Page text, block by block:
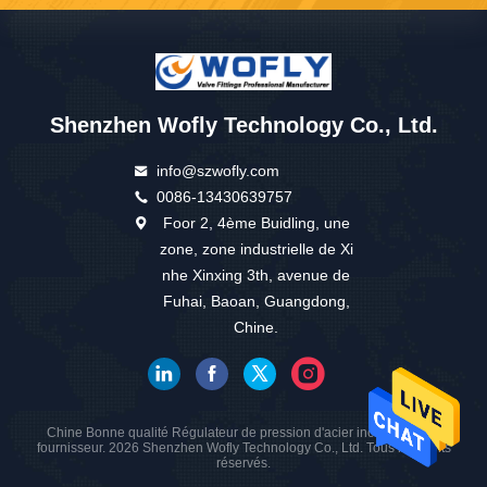
Shenzhen Wofly Technology Co., Ltd.
info@szwofly.com
0086-13430639757
Foor 2, 4ème Buidling, une
zone, zone industrielle de Xi
nhe Xinxing 3th, avenue de
Fuhai, Baoan, Guangdong,
Chine.
Chine Bonne qualité Régulateur de pression d'acier inoxydable Le
fournisseur. 2026 Shenzhen Wofly Technology Co., Ltd. Tous les droits
réservés.